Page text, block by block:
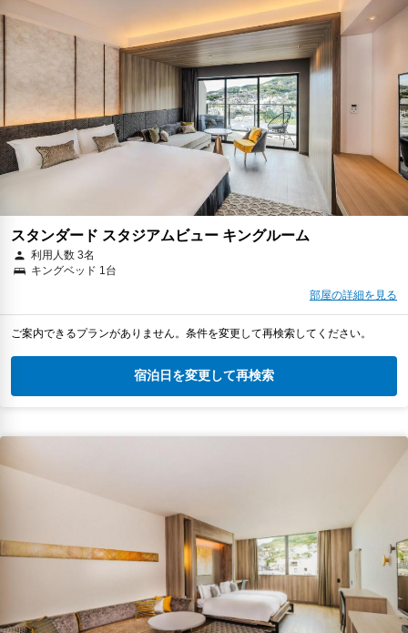
スタンダード スタジアムビュー キングルーム
利用人数 3名
キングベッド 1台
部屋の詳細を見る
ご案内できるプランがありません。条件を変更して再検索してください。
宿泊日を変更して再検索